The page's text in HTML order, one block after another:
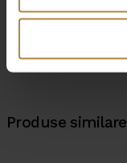
Produse similare